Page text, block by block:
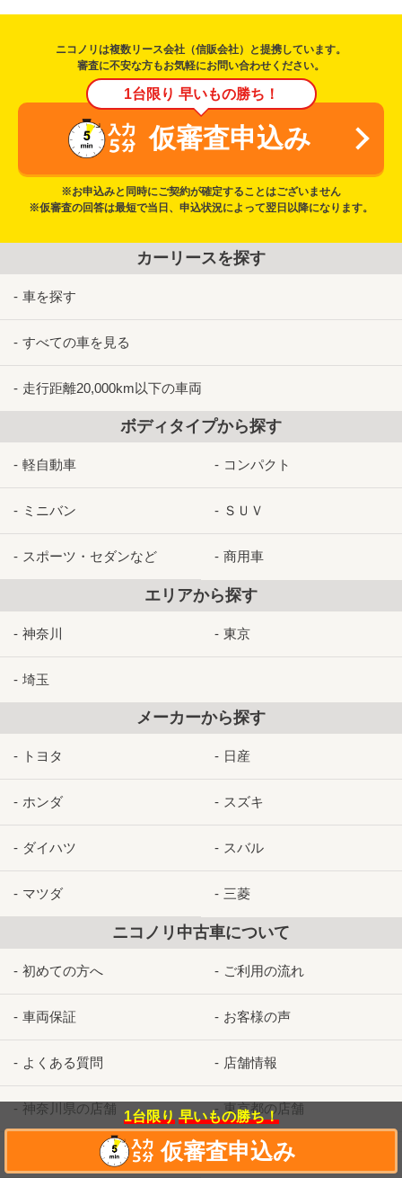
ニコノリは複数リース会社（信販会社）と提携しています。
審査に不安な方もお気軽にお問い合わせください。
1台限り 早いもの勝ち！
仮審査申込み
※お申込みと同時にご契約が確定することはございません
※仮審査の回答は最短で当日、申込状況によって翌日以降になります。
1台限り 早いもの勝ち！
仮審査申込み
カーリースを探す
車を探す
すべての車を見る
走行距離20,000km以下の車両
ボディタイプから探す
軽自動車 コンパクト
ミニバン ＳＵＶ
スポーツ・セダンなど 商用車
エリアから探す
神奈川 東京
埼玉
メーカーから探す
トヨタ 日産
ホンダ スズキ
ダイハツ スバル
マツダ 三菱
ニコノリ中古車について
初めての方へ ご利用の流れ
車両保証 お客様の声
よくある質問 店舗情報
神奈川県の店舗 東京都の店舗
埼玉県の店舗 お問合せ/見積依頼